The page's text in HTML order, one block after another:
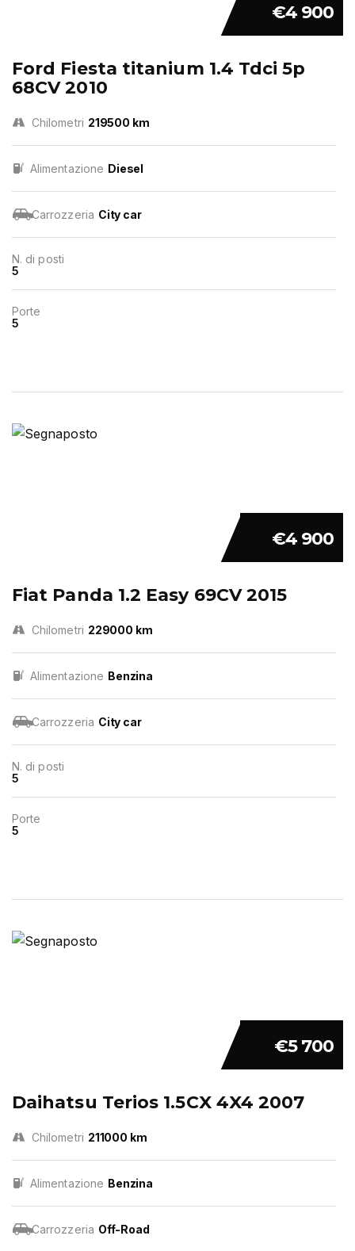
€4 900
Ford Fiesta titanium 1.4 Tdci 5p
68CV 2010
Chilometri 219500 km
Alimentazione Diesel
Carrozzeria City car
N. di posti
5
Porte
5
€4 900
Fiat Panda 1.2 Easy 69CV 2015
Chilometri 229000 km
Alimentazione Benzina
Carrozzeria City car
N. di posti
5
Porte
5
€5 700
Daihatsu Terios 1.5CX 4X4 2007
Chilometri 211000 km
Alimentazione Benzina
Carrozzeria Off-Road